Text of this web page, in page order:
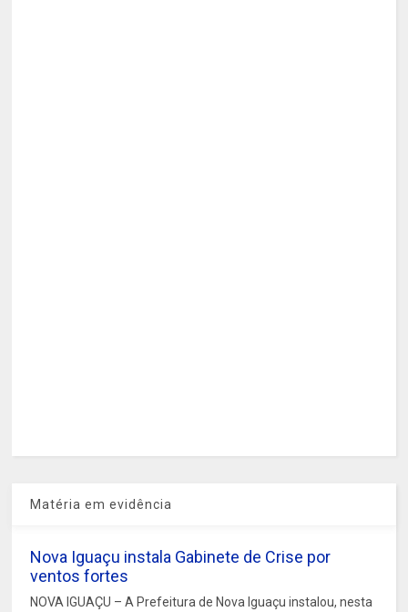
Matéria em evidência
Nova Iguaçu instala Gabinete de Crise por
ventos fortes
NOVA IGUAÇU – A Prefeitura de Nova Iguaçu instalou, nesta